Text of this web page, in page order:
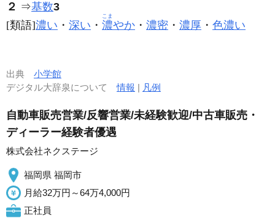
２ ⇒基数3
[類語]濃い ・ 深い ・ 濃
こま
やか ・ 濃密 ・ 濃厚 ・ 色濃い
出典 小学館
デジタル大辞泉について情報 | 凡例
自動車販売営業/反響営業/未経験歓迎/中古車販売・
ディーラー経験者優遇
株式会社ネクステージ
福岡県 福岡市
月給32万円～64万4,000円
正社員